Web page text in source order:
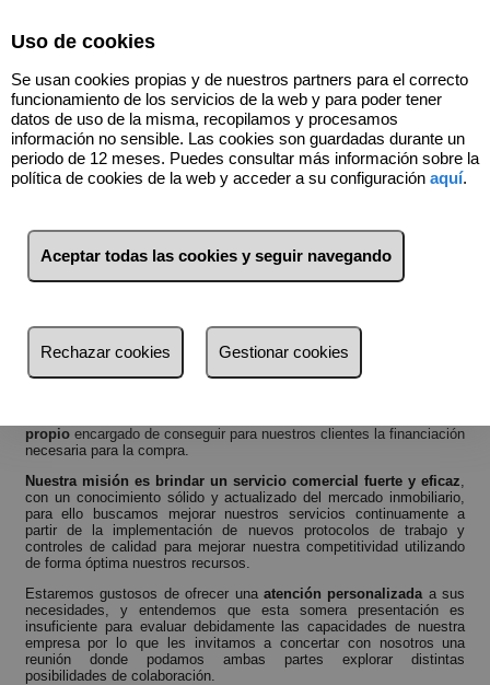
Nos presentamos
Nuestra empresa se encuentra colegiada como API a nivel nacional
profesional altamente cualificado y expertoen el tratamiento de
los encargos bajo la mejor praxis profesional.
que, relacionadas directa o indirectamente con los procesos
inmobiliarios, pudieran obstaculizar los procesos de
propioencargado de conseguir para nuestros clientes la financiación
necesaria para la compra.
Nuestra misión es brindar un servicio comercial fuerte y eficaz
con un conocimiento sólido y actualizado del mercado inmobiliario,
para ello buscamos mejorar nuestros servicios continuamente a
partir de la implementación de nuevos protocolos de trabajo y
controles de calidad para mejorar nuestra competitividad utilizando
de forma óptima nuestros recursos.
Estaremos gustosos de ofrecer una atención personalizada a sus
necesidades, y entendemos que esta somera presentación es
insuficiente para evaluar debidamente las capacidades de nuestra
empresa por lo que les invitamos a concertar con nosotros una
reunión donde podamos ambas partes explorar distintas
posibilidades de colaboración.
Uso de cookies
Se usan cookies propias y de nuestros partners para el correcto
funcionamiento de los servicios de la web y para poder tener
datos de uso de la misma, recopilamos y procesamos
información no sensible. Las cookies son guardadas durante un
periodo de 12 meses. Puedes consultar más información sobre la
política de cookies de la web y acceder a su configuración aquí.
Aceptar todas las cookies y seguir navegando
Rechazar cookies Gestionar cookies